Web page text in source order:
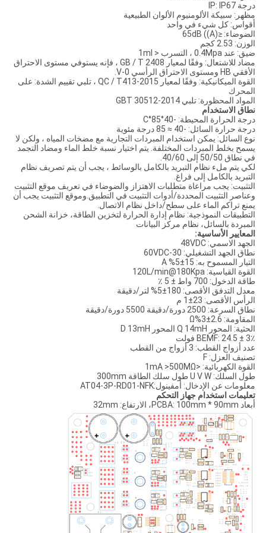
درجة IP: IP67
مظهر: سبيكة الألومنيوم الألوان الطبيعية
أقواس: كل شيء في واحد
الضوضاء: ≤65dB ((A)
الوزن: 2.53 كجم
ضيق: عند 0.4Mpa ، التسرب < 1ml
مضاد للاشتعال: وفقًا لمعيار GB / T 2408 ، فإنه يستوفي مستوى الاحتراق
الأفقي HB ومستوى الاحتراق الرأسي V-0.
القوة الميكانيكية: وفقًا لمعيار QC / T413-2015 ، تلبي تقييم الشدة: على
المحرك
المواد المحظورة: تلبي GBT 30512-2014
نطاق الاستخدام
درجة الحرارة المحيطة: -40°85°C
درجة حرارة السائل: -40 ≈ 85 درجة مئوية
نوع السائل: يمكن استخدام المبردات التجارية مع مضخات المياه ، ولكن لا
يسمح بخلط المبردات المختلفة. يتم اختيار نسبة خلط الماء ومضاد التجمد
في نطاق 50/50 إلى 40/60.
لكي يتم ملء نظام التبريد بالكامل بالوسائط ، يجب أن يتم تصريف نظام
التبريد بالكامل إلى فراغ.
التثبيت: يجب مراعاة متطلبات الاهتزاز والضوضاء في تعريف موقع التثبيت
وعناصر التثبيت المحددة/أدوات التثبيت في التطبيق.وموقع التثبيت يجب أن
يمنع تراكم الماء على سطح/داخل نظام الاتصال.
التطبيقات النموذجية: نظام إدارة الحرارة لتخزين الطاقة، خزانة الشحن
المبردة بالسائل، نظام مركز البيانات
المعايير الأساسية:
الجهد الاسمي: 48VDC
نطاق الجهد التشغيلي: 30-60VDC
التيار المسموح به: 15±5% A
القوة القياسية: 120L/min@180Kpa
طاقة الدخول: 700 واط ± 5 ٪
معدل التدفق الأقصى: 180±5% لتر/دقيقة
الرأس الأقصى: 23±1 م
نطاق السرعة: 2500 دورة/دقيقة 5500 دورة/دقيقة
المقاومة: 2.6±3%Ω
الحثية: المحور Q 14mH المحور D 13mH
BEMF: 24.5 ± 3٪ فولت
عدد أزواج القطب: 3 أزواج من القطب
تصنيف العزل: F
القوة الكهربائية: <1mA >500MΩ
طول السلك: U V W طول سلك الطاقة 300mm
معلومات عن الإدخال: أمفينول:AT04-3P-RD01-NFK
تعليمات استخدام جهاز التحكم
أبعاد PCBA: 100mm * 90mm، الارتفاع: 32mm